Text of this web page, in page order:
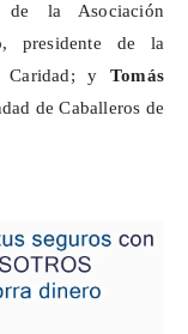
la Asociación
, presidente de la
Caridad; y Tomás
de Caballeros de